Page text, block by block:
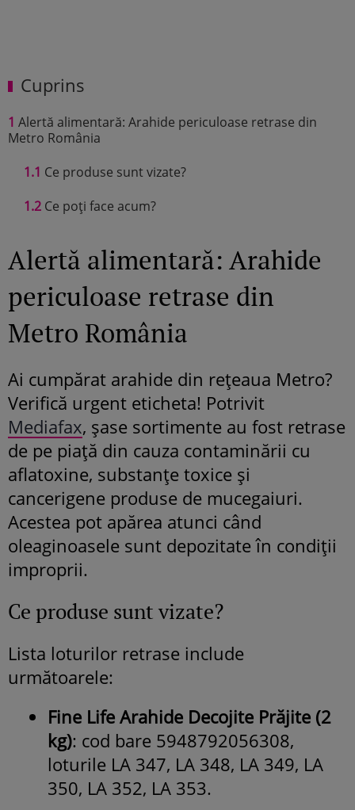
Cuprins
1 Alertă alimentară: Arahide periculoase retrase din
Metro România
1.1 Ce produse sunt vizate?
1.2 Ce poți face acum?
Alertă alimentară: Arahide
periculoase retrase din
Metro România
Ai cumpărat arahide din rețeaua Metro?
Verifică urgent eticheta! Potrivit
Mediafax, șase sortimente au fost retrase
de pe piață din cauza contaminării cu
aflatoxine, substanțe toxice și
cancerigene produse de mucegaiuri.
Acestea pot apărea atunci când
oleaginoasele sunt depozitate în condiții
improprii.
Ce produse sunt vizate?
Lista loturilor retrase include
următoarele:
Fine Life Arahide Decojite Prăjite (2
kg): cod bare 5948792056308,
loturile LA 347, LA 348, LA 349, LA
350, LA 352, LA 353.